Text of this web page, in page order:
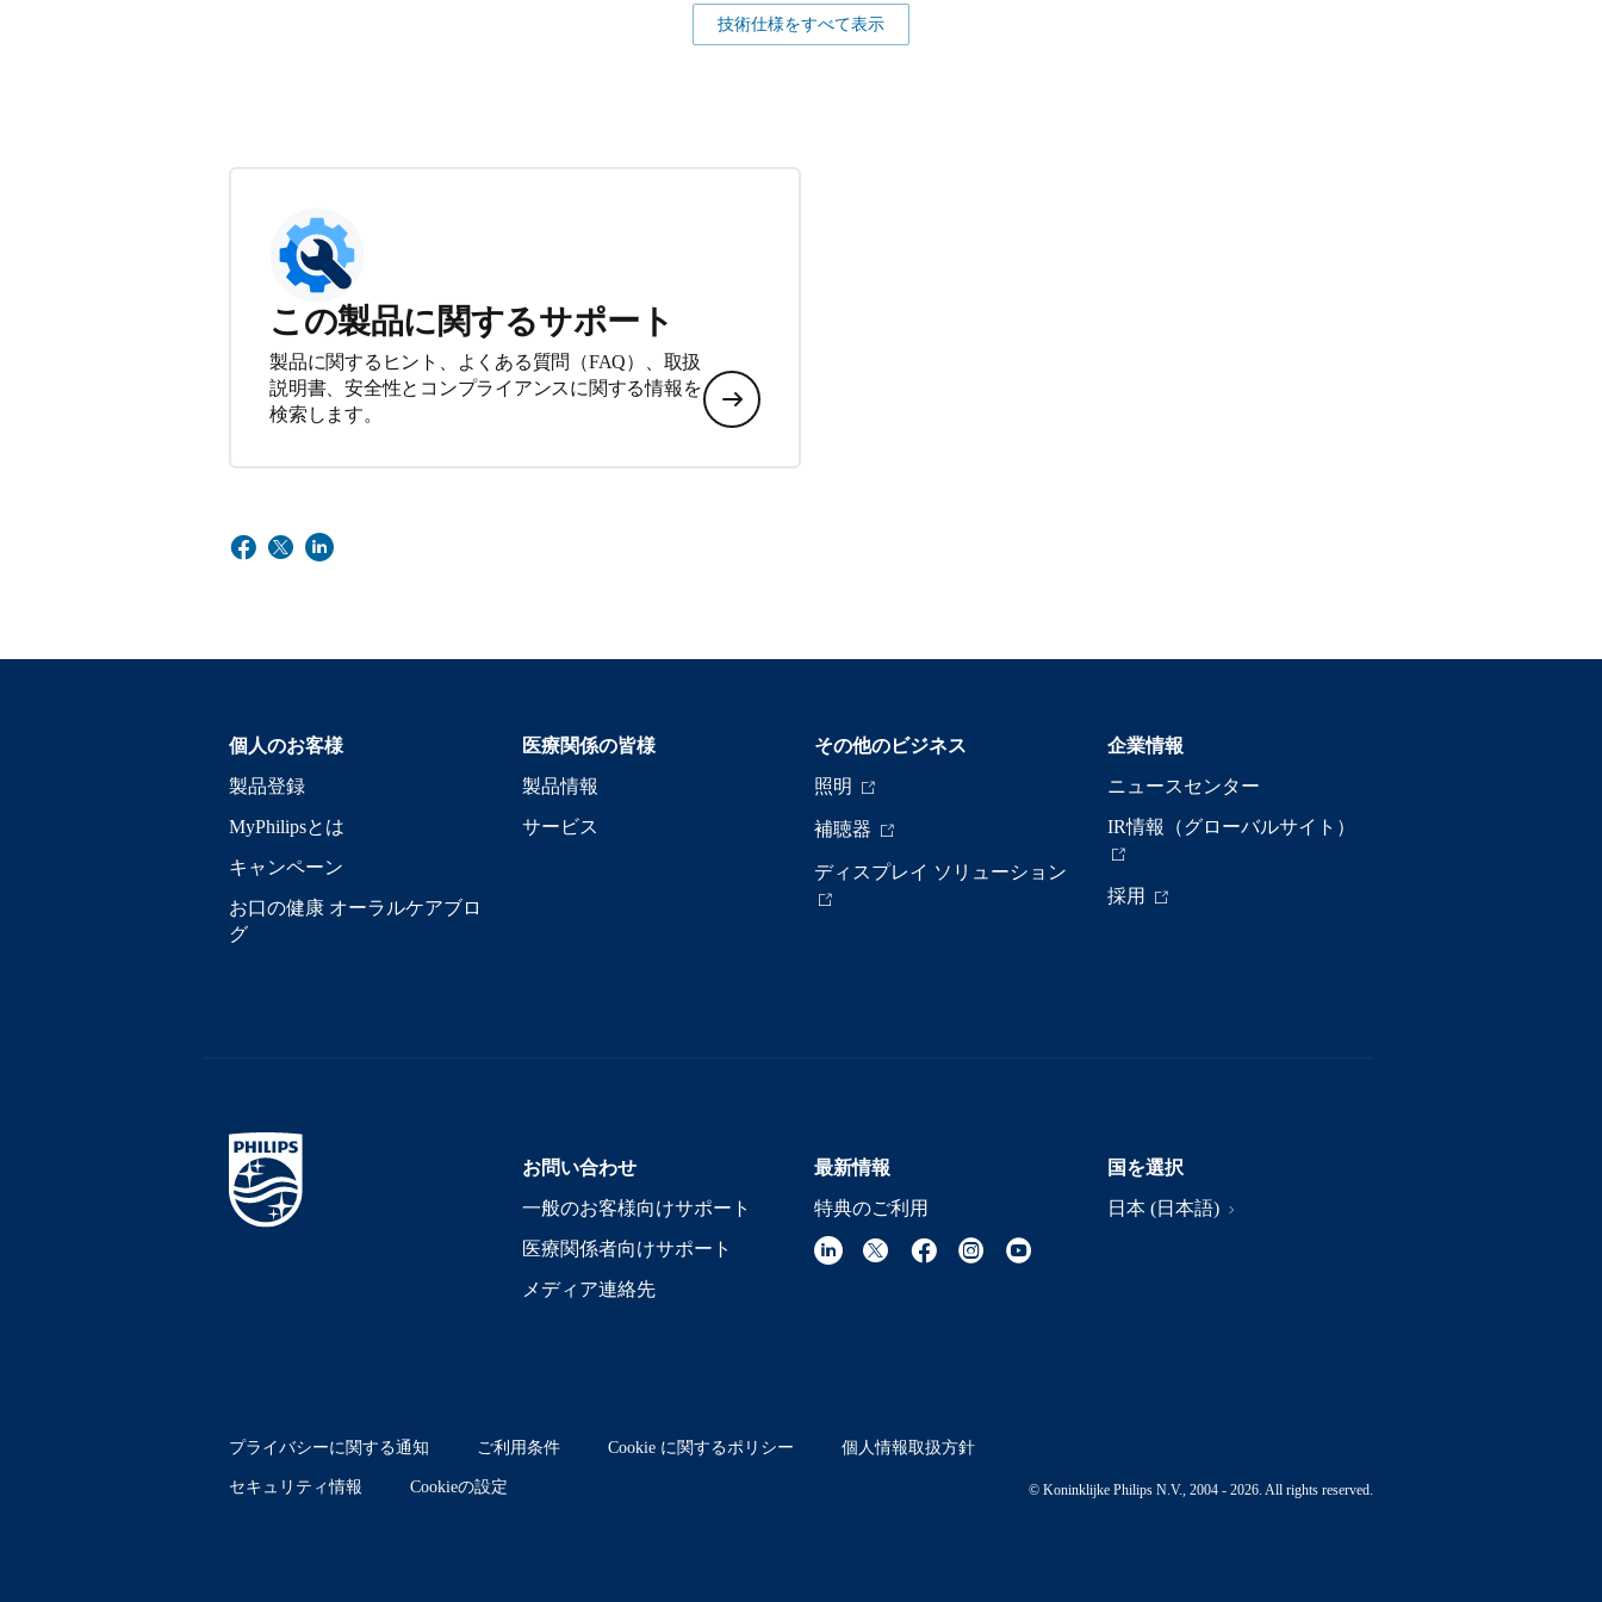
技術仕様をすべて表示
この製品に関するサポート
製品に関するヒント、よくある質問（FAQ）、取扱
説明書、安全性とコンプライアンスに関する情報を
検索します。
個人のお客様
製品登録
MyPhilipsとは
キャンペーン
お口の健康 オーラルケアブロ
グ
医療関係の皆様
製品情報
サービス
その他のビジネス
照明
補聴器
ディスプレイ ソリューション
企業情報
ニュースセンター
IR情報（グローバルサイト）
採用
お問い合わせ
一般のお客様向けサポート
医療関係者向けサポート
メディア連絡先
最新情報
特典のご利用
国を選択
日本 (日本語)
プライバシーに関する通知 ご利用条件 Cookie に関するポリシー 個人情報取扱方針
セキュリティ情報 Cookieの設定 © Koninklijke Philips N.V., 2004 - 2026. All rights reserved.